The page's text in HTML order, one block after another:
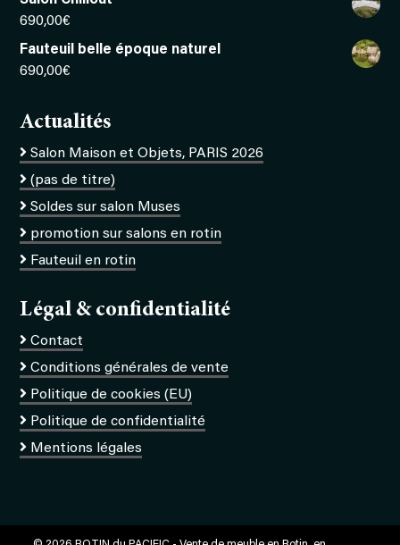
690,00€
Fauteuil belle époque naturel
690,00€
Actualités
Salon Maison et Objets, PARIS 2026
(pas de titre)
Soldes sur salon Muses
promotion sur salons en rotin
Fauteuil en rotin
Légal & confidentialité
Contact
Conditions générales de vente
Politique de cookies (EU)
Politique de confidentialité
Mentions légales